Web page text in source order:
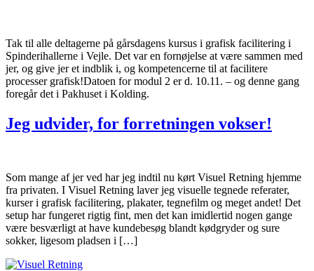
Tak til alle deltagerne på gårsdagens kursus i grafisk facilitering i
Spinderihallerne i Vejle. Det var en fornøjelse at være sammen med
jer, og give jer et indblik i, og kompetencerne til at facilitere
processer grafisk!Datoen for modul 2 er d. 10.11. – og denne gang
foregår det i Pakhuset i Kolding.
Jeg udvider, for forretningen vokser!
Som mange af jer ved har jeg indtil nu kørt Visuel Retning hjemme
fra privaten. I Visuel Retning laver jeg visuelle tegnede referater,
kurser i grafisk facilitering, plakater, tegnefilm og meget andet! Det
setup har fungeret rigtig fint, men det kan imidlertid nogen gange
være besværligt at have kundebesøg blandt kødgryder og sure
sokker, ligesom pladsen i […]